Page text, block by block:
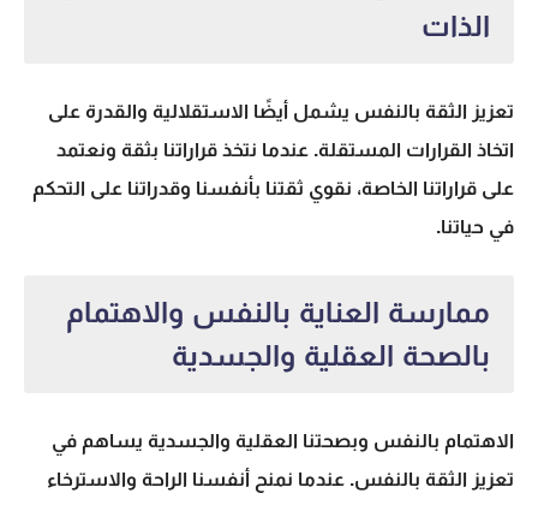
الذات
تعزيز الثقة بالنفس يشمل أيضًا الاستقلالية والقدرة على
اتخاذ القرارات المستقلة. عندما نتخذ قراراتنا بثقة ونعتمد
على قراراتنا الخاصة، نقوي ثقتنا بأنفسنا وقدراتنا على التحكم
في حياتنا.
ممارسة العناية بالنفس والاهتمام
بالصحة العقلية والجسدية
الاهتمام بالنفس وبصحتنا العقلية والجسدية يساهم في
تعزيز الثقة بالنفس. عندما نمنح أنفسنا الراحة والاسترخاء